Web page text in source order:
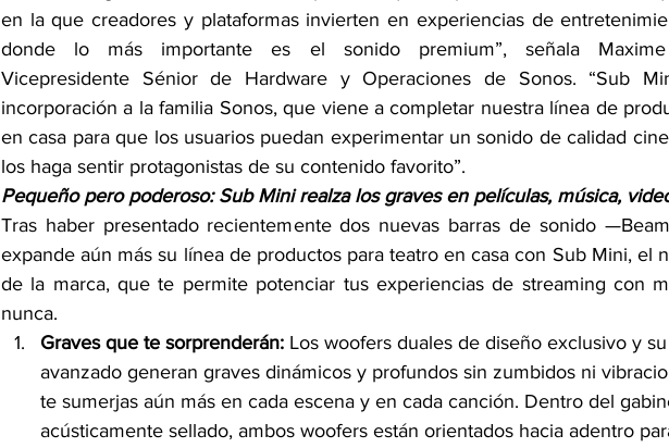
en la que creadores y plataformas invierten en experiencias de
donde lo más importante es el sonido premium”, señala Maxime
Vicepresidente Sénior de Hardware y Operaciones de Sonos. “Sub
incorporación a la familia Sonos, que viene a completar nuestra línea de
en casa para que los usuarios puedan experimentar un sonido de calidad
los haga sentir protagonistas de su contenido favorito”.
Pequeño pero poderoso: Sub Mini realza los graves en películas, música,
Tras haber presentado recientemente dos nuevas barras de sonido
expande aún más su línea de productos para teatro en casa con Sub Mini, el
de la marca, que te permite potenciar tus experiencias de streaming con
nunca.
Graves que te sorprenderán: Los woofers duales de diseño exclusivo y
avanzado generan graves dinámicos y profundos sin zumbidos ni
te sumerjas aún más en cada escena y en cada canción. Dentro del
acústicamente sellado, ambos woofers están orientados hacia adentro